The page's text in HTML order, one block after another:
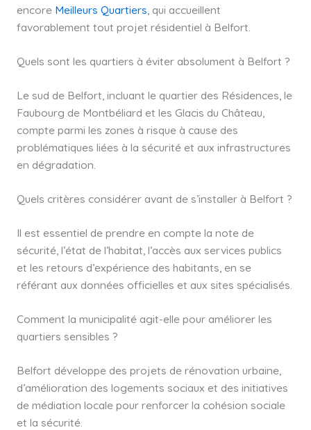
encore Meilleurs Quartiers , qui accueillent
favorablement tout projet résidentiel à Belfort.
Quels sont les quartiers à éviter absolument à Belfort ?
Le sud de Belfort, incluant le quartier des Résidences, le
Faubourg de Montbéliard et les Glacis du Château,
compte parmi les zones à risque à cause des
problématiques liées à la sécurité et aux infrastructures
en dégradation.
Quels critères considérer avant de s’installer à Belfort ?
Il est essentiel de prendre en compte la note de
sécurité, l’état de l’habitat, l’accès aux services publics
et les retours d’expérience des habitants, en se
référant aux données officielles et aux sites spécialisés.
Comment la municipalité agit-elle pour améliorer les
quartiers sensibles ?
Belfort développe des projets de rénovation urbaine,
d’amélioration des logements sociaux et des initiatives
de médiation locale pour renforcer la cohésion sociale
et la sécurité.